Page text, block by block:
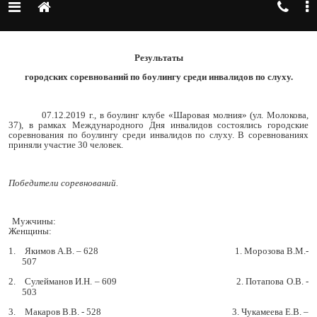
Результаты
городских соревнований по боулингу среди инвалидов по слуху.
07.12.2019 г., в боулинг клубе «Шаровая молния» (ул. Молокова,
37), в рамках Международного Дня инвалидов состоялись городские
соревнования по боулингу среди инвалидов по слуху. В соревнованиях
приняли участие 30 человек.
Победители соревнований.
Мужчины:
Женщины:
1.
Якимов А.В. – 628 1. Морозова В.М.-
507
2.
Сулейманов И.Н. – 609 2. Потапова О.В. -
503
3.
Макаров В.В. - 528 3. Чукамеева Е.В. –